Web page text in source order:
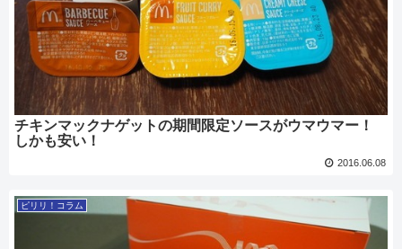
チキンマックナゲットの期間限定ソースがウマウマー！
しかも安い！
2016.06.08
ピリリ！コラム